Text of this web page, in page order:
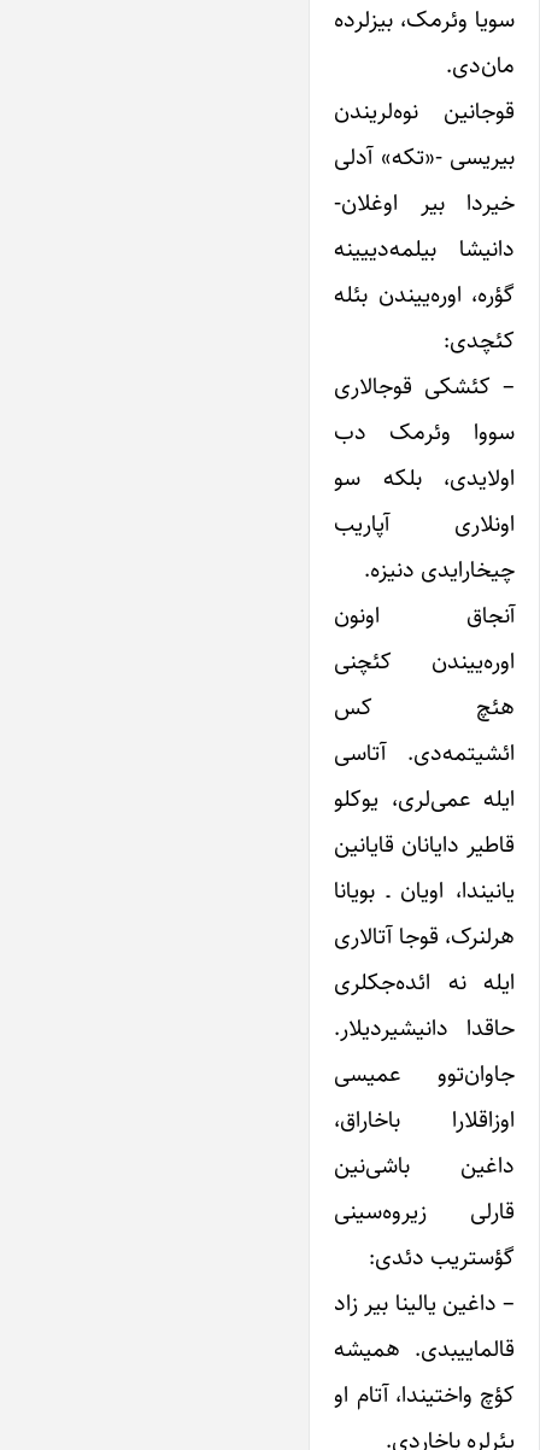
سویا وئرمک، بیزلرده
مان‌دی.
قوجانین نوه‌لریندن
بیریسی -«تکه» آدلی
خیردا بیر اوغلان-
دانیشا بیلمه‌دییینه
گؤره، اوره‌ییندن بئله
کئچدی:
– کئشکی قوجالاری
سووا وئرمک دب
اولایدی، بلکه سو
اونلاری آپاریب
چیخارایدی دنیزه.
آنجاق اونون
اوره‌ییندن کئچنی
هئچ کس
ائشیتمه‌دی. آتاسی
ایله عمی‌لری، یوکلو
قاطیر دایانان قایانین
یانیندا، اویان ـ بویانا
هرلنرک، قوجا آتالاری
ایله نه ائده‌جکلری
حاقدا دانیشیردیلار.
جاوان‌توو عمیسی
اوزاقلارا باخاراق،
داغین باشی‌نین
قارلی زیروه‌سینی
گؤستریب دئدی:
– داغین یالینا بیر زاد
قالماییبدی. همیشه
کؤچ واختیندا، آتام او
یئرلره باخاردی.